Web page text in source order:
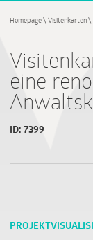
Homepage\ Visitenkarten\
eine
ID: 7399